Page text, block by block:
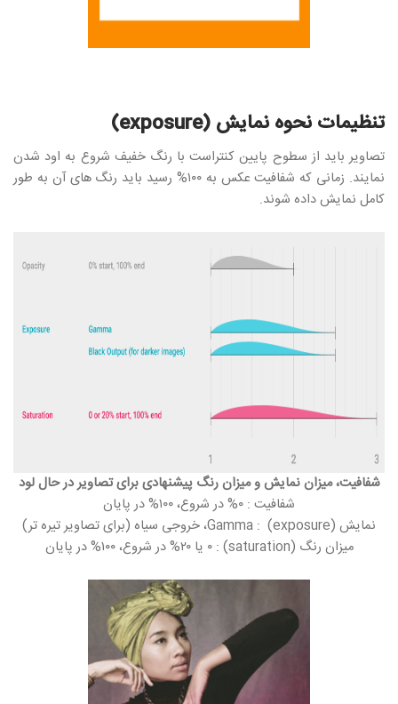
تنظیمات نحوه نمایش (exposure)
تصاویر باید از سطوح پایین کنتراست با رنگ خفیف شروع به اود شدن
نمایند. زمانی که شفافیت عکس به ۱۰۰% رسید باید رنگ های آن به طور
کامل نمایش داده شوند.
شفافیت، میزان نمایش و میزان رنگ پیشنهادی برای تصاویر در حال لود
شفافیت : ۰% در شروع، ۱۰۰% در پایان
نمایش (exposure) : Gamma، خروجی سیاه (برای تصاویر تیره تر)
میزان رنگ (saturation) : ۰ یا ۲۰% در شروع، ۱۰۰% در پایان